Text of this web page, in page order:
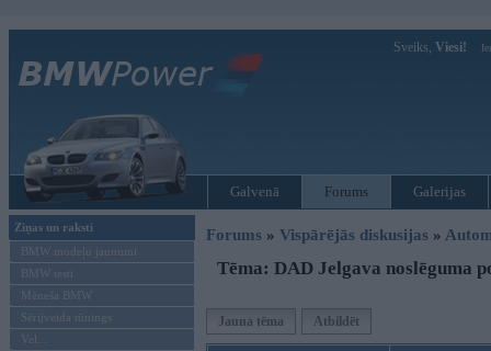
Sveiks, Viesi!
Galvenā Forums Galerijas
Ziņas un raksti
BMW modeļu jaunumi
BMW testi
Mēneša BMW
Sērijveida tūnings
Vel...
Forums » Vispārējās diskusijas »
Tēma: DAD Jelgava noslēguma
Jauna tēma Atbildēt